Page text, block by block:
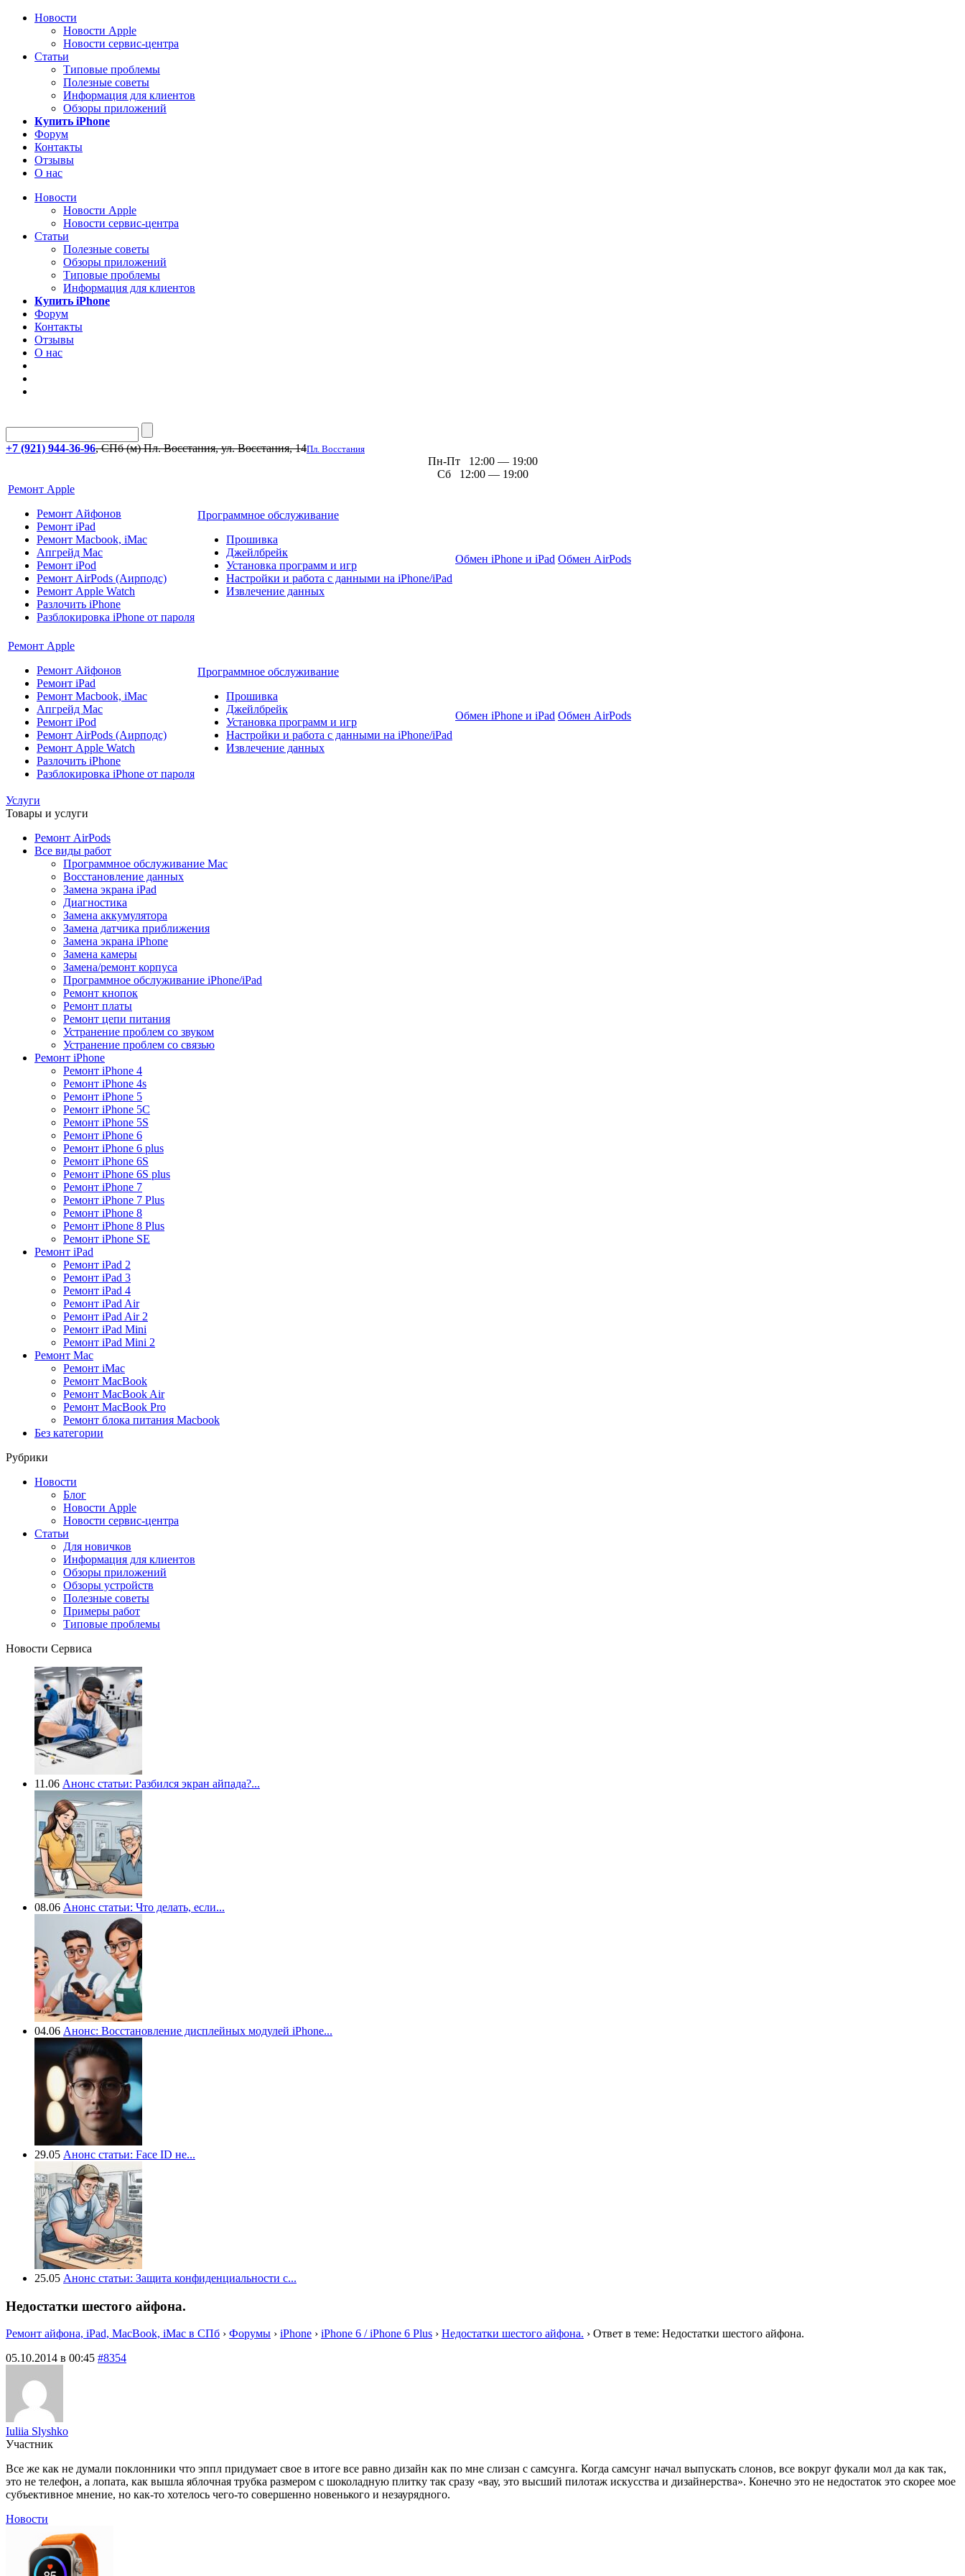
Новости
Новости Apple
Новости сервис-центра
Статьи
Типовые проблемы
Полезные советы
Информация для клиентов
Обзоры приложений
Купить iPhone
Форум
Контакты
Отзывы
О нас
Новости
Новости Apple
Новости сервис-центра
Статьи
Полезные советы
Обзоры приложений
Типовые проблемы
Информация для клиентов
Купить iPhone
Форум
Контакты
Отзывы
О нас
+7 (921) 944-36-96, СПб (м) Пл. Восстания, ул. Восстания, 14Пл. Восстания
Пн-Пт 12:00 — 19:00
Сб 12:00 — 19:00
Ремонт Apple
Ремонт Айфонов
Ремонт iPad
Ремонт Macbook, iMac
Апгрейд Mac
Ремонт iPod
Ремонт AirPods (Аирподс)
Ремонт Apple Watch
Разлочить iPhone
Разблокировка iPhone от пароля
Программное обслуживание
Прошивка
Джейлбрейк
Установка программ и игр
Настройки и работа с данными на iPhone/iPad
Извлечение данных
Обмен iPhone и iPad Обмен AirPods
Ремонт Apple
Ремонт Айфонов
Ремонт iPad
Ремонт Macbook, iMac
Апгрейд Mac
Ремонт iPod
Ремонт AirPods (Аирподс)
Ремонт Apple Watch
Разлочить iPhone
Разблокировка iPhone от пароля
Программное обслуживание
Прошивка
Джейлбрейк
Установка программ и игр
Настройки и работа с данными на iPhone/iPad
Извлечение данных
Обмен iPhone и iPad Обмен AirPods
Услуги
Товары и услуги
Ремонт AirPods
Все виды работ
Программное обслуживание Mac
Восстановление данных
Замена экрана iPad
Диагностика
Замена аккумулятора
Замена датчика приближения
Замена экрана iPhone
Замена камеры
Замена/ремонт корпуса
Программное обслуживание iPhone/iPad
Ремонт кнопок
Ремонт платы
Ремонт цепи питания
Устранение проблем со звуком
Устранение проблем со связью
Ремонт iPhone
Ремонт iPhone 4
Ремонт iPhone 4s
Ремонт iPhone 5
Ремонт iPhone 5C
Ремонт iPhone 5S
Ремонт iPhone 6
Ремонт iPhone 6 plus
Ремонт iPhone 6S
Ремонт iPhone 6S plus
Ремонт iPhone 7
Ремонт iPhone 7 Plus
Ремонт iPhone 8
Ремонт iPhone 8 Plus
Ремонт iPhone SE
Ремонт iPad
Ремонт iPad 2
Ремонт iPad 3
Ремонт iPad 4
Ремонт iPad Air
Ремонт iPad Air 2
Ремонт iPad Mini
Ремонт iPad Mini 2
Ремонт Mac
Ремонт iMac
Ремонт MacBook
Ремонт MacBook Air
Ремонт MacBook Pro
Ремонт блока питания Macbook
Без категории
Рубрики
Новости
Блог
Новости Apple
Новости сервис-центра
Статьи
Для новичков
Информация для клиентов
Обзоры приложений
Обзоры устройств
Полезные советы
Примеры работ
Типовые проблемы
Новости Сервиса
11.06 Анонс статьи: Разбился экран айпада?...
08.06 Анонс статьи: Что делать, если...
04.06 Анонс: Восстановление дисплейных модулей iPhone...
29.05 Анонс статьи: Face ID не...
25.05 Анонс статьи: Защита конфиденциальности с...
Недостатки шестого айфона.
Ремонт айфона, iPad, MacBook, iMac в СПб › Форумы › iPhone › iPhone 6 / iPhone 6 Plus › Недостатки шестого айфона. › Ответ в теме: Недостатки шестого айфона.
05.10.2014 в 00:45 #8354
Iuliia Slyshko
Участник
Все же как не думали поклонники что эппл придумает свое в итоге все равно дизайн как по мне слизан с самсунга. Когда самсунг начал выпускать слонов, все вокруг фукали мол да как так,
это не телефон, а лопата, как вышла яблочная трубка размером с шоколадную плитку так сразу «вау, это высший пилотаж искусства и дизайнерства». Конечно это не недостаток это скорее мое
субъективное мнение, но как-то хотелось чего-то совершенно новенького и незаурядного.
Новости